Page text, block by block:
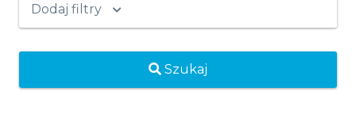
Dodaj filtry
Szukaj